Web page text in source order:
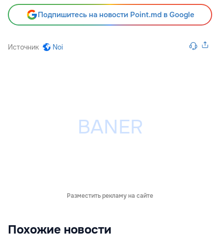
Подпишитесь на новости Point.md в Google
Источник Noi
Разместить рекламу на сайте
Похожие новости